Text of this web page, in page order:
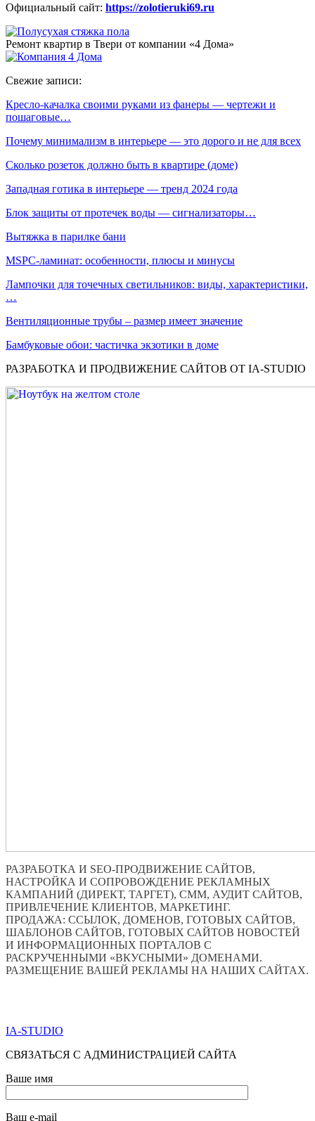
Официальный сайт: https://zolotieruki69.ru
Ремонт квартир в Твери от компании «4 Дома»
Свежие записи:
Кресло-качалка своими руками из фанеры — чертежи и
пошаговые…
Почему минимализм в интерьере — это дорого и не для всех
Сколько розеток должно быть в квартире (доме)
Западная готика в интерьере — тренд 2024 года
Блок защиты от протечек воды — сигнализаторы…
Вытяжка в парилке бани
MSPC-ламинат: особенности, плюсы и минусы
Лампочки для точечных светильников: виды, характеристики,
…
Вентиляционные трубы – размер имеет значение
Бамбуковые обои: частичка экзотики в доме
РАЗРАБОТКА И ПРОДВИЖЕНИЕ САЙТОВ ОТ IA-STUDIO
РАЗРАБОТКА И SEO-ПРОДВИЖЕНИЕ САЙТОВ,
НАСТРОЙКА И СОПРОВОЖДЕНИЕ РЕКЛАМНЫХ
КАМПАНИЙ (ДИРЕКТ, ТАРГЕТ), СММ, АУДИТ САЙТОВ,
ПРИВЛЕЧЕНИЕ КЛИЕНТОВ, МАРКЕТИНГ.
ПРОДАЖА: ССЫЛОК, ДОМЕНОВ, ГОТОВЫХ САЙТОВ,
ШАБЛОНОВ САЙТОВ, ГОТОВЫХ САЙТОВ НОВОСТЕЙ
И ИНФОРМАЦИОННЫХ ПОРТАЛОВ С
РАСКРУЧЕННЫМИ «ВКУСНЫМИ» ДОМЕНАМИ.
РАЗМЕЩЕНИЕ ВАШЕЙ РЕКЛАМЫ НА НАШИХ САЙТАХ.
IA-STUDIO
СВЯЗАТЬСЯ С АДМИНИСТРАЦИЕЙ САЙТА
Ваше имя
Ваш e-mail